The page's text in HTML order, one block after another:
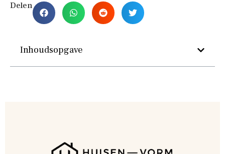
Delen
Inhoudsopgave